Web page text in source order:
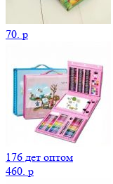
70. p
176 дет оптом
460. p